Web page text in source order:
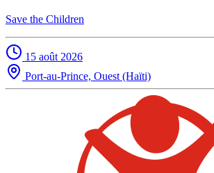
Save the Children
15 août 2026
Port-au-Prince, Ouest (Haïti)